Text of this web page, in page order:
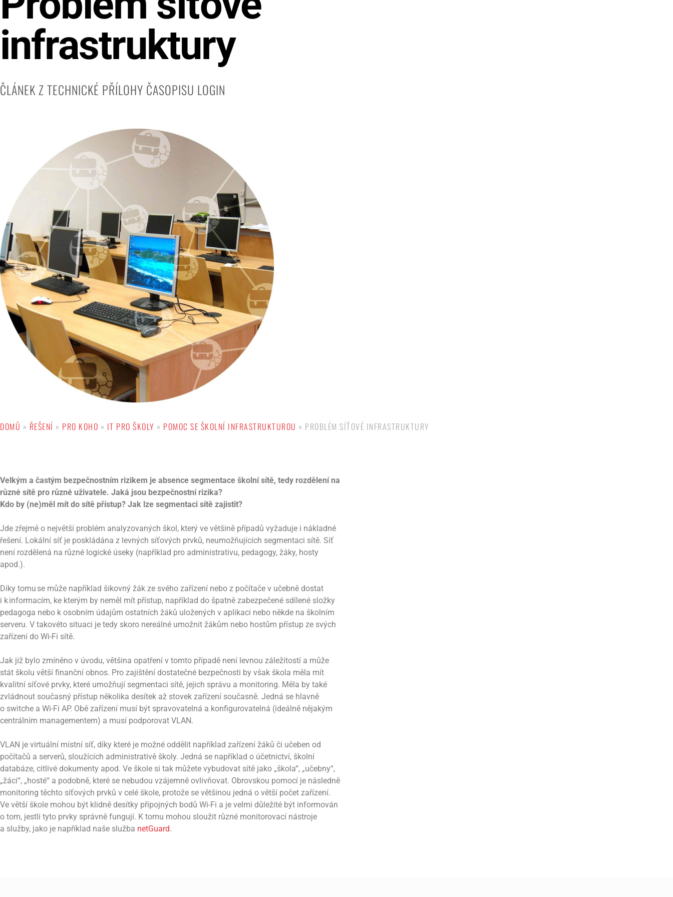
infrastruktury
ČLÁNEK Z TECHNICKÉ PŘÍLOHY ČASOPISU LOGIN
DOMŮ » ŘEŠENÍ » PRO KOHO » IT PRO ŠKOLY » POMOC SE ŠKOLNÍ INFRA­STRUKTUROU » PROBLÉM SÍŤOVÉ INFRASTRUKTURY
Velkým a častým bezpečnostním rizikem je absence segmentace školní sítě, tedy rozdělení na
různé sítě pro různé uživatele. Jaká jsou bezpečnostní rizika?
Kdo by (ne)měl mít do sítě přístup? Jak lze segmentaci sítě zajistit?
Jde zřejmě o největší problém analyzovaných škol, který ve většině případů vyžaduje i nákladné
řešení. Lokální síť je poskládána z levných síťových prvků, neumožňujících segmentaci sítě. Síť
není rozdělená na různé logické úseky (například pro administrativu, pedagogy, žáky, hosty
apod.).
Díky tomu se může například šikovný žák ze svého zařízení nebo z počítače v učebně dostat
i k informacím, ke kterým by neměl mít přístup, například do špatně zabezpečené sdílené složky
pedagoga nebo k osobním údajům ostatních žáků uložených v aplikaci nebo někde na školním
serveru. V takovéto situaci je tedy skoro nereálné umožnit žákům nebo hostům přístup ze svých
zařízení do Wi-Fi sítě.
Jak již bylo zmíněno v úvodu, většina opatření v tomto případě není levnou záležitostí a může
stát školu větší finanční obnos. Pro zajištění dostatečné bezpečnosti by však škola měla mít
kvalitní síťové prvky, které umožňují segmentaci sítě, jejich správu a monitoring. Měla by také
zvládnout současný přístup několika desítek až stovek zařízení současně. Jedná se hlavně
o switche a Wi-Fi AP. Obě zařízení musí být spravovatelná a konfigurovatelná (ideálně nějakým
centrálním managementem) a musí podporovat VLAN.
VLAN je virtuální místní síť, díky které je možné oddělit například zařízení žáků či učeben od
počítačů a serverů, sloužících administrativě školy. Jedná se například o účetnictví, školní
databáze, citlivé dokumenty apod. Ve škole si tak můžete vybudovat sítě jako „škola“, „učebny“,
„žáci“, „hosté“ a podobně, které se nebudou vzájemně ovlivňovat. Obrovskou pomocí je následně
monitoring těchto síťových prvků v celé škole, protože se většinou jedná o větší počet zařízení.
Ve větší škole mohou být klidně desítky přípojných bodů Wi-Fi a je velmi důležité být informován
o tom, jestli tyto prvky správně fungují. K tomu mohou sloužit různé monitorovací nástroje
a služby, jako je například naše služba netGuard.